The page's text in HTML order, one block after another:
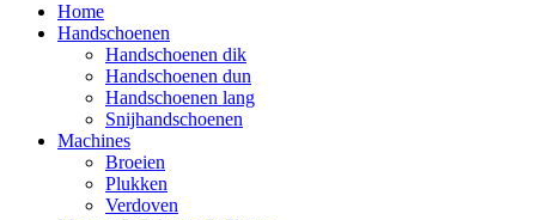
Home
Handschoenen
Handschoenen dik
Handschoenen dun
Handschoenen lang
Snijhandschoenen
Machines
Broeien
Plukken
Verdoven